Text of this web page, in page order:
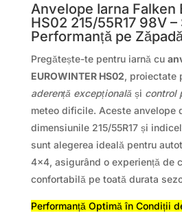
Anvelope Iarna Falken
HS02 215/55R17 98V
Performanță pe
Pregătește-te pentru iarnă cu
EUROWINTER HS02, proiectate
aderență excepțională și control
meteo dificile. Aceste anvelope
dimensiunile 215/55R17 și
sunt alegerea ideală pentru
4×4, asigurând o experiență de
confortabilă pe toată durata
Performanță Optimă în Condiții